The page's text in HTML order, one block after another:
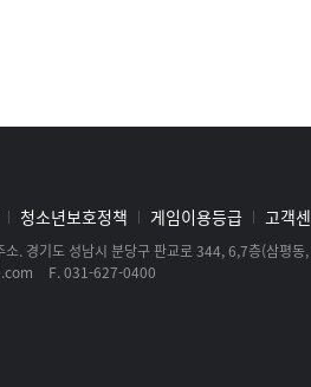
청소년보호정책 게임이용등급 고객
소 경기도 성남시 분당구 판교로 344, 6,7층(삼평동
F 031-627-0400